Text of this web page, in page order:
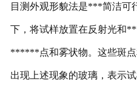
目测外观形貌法是***简洁可
下，将试样放置在反射光和
******点和雾状物。这些斑点
出现上述现象的玻璃，表示试